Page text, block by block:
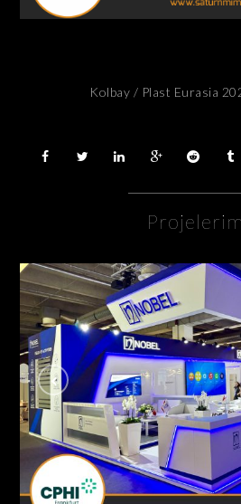
Kolbay / Plast Eurasia
Nobel İlaç / Cphi Fuarı
AHŞAP - ÖZGÜN